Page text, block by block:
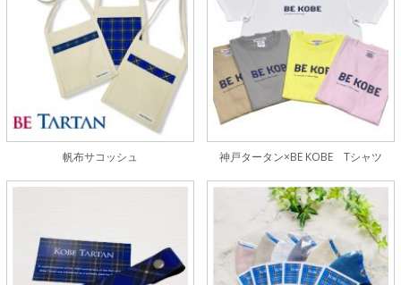
帆布サコッシュ 神戸タータン×BE KOBE Tシャツ